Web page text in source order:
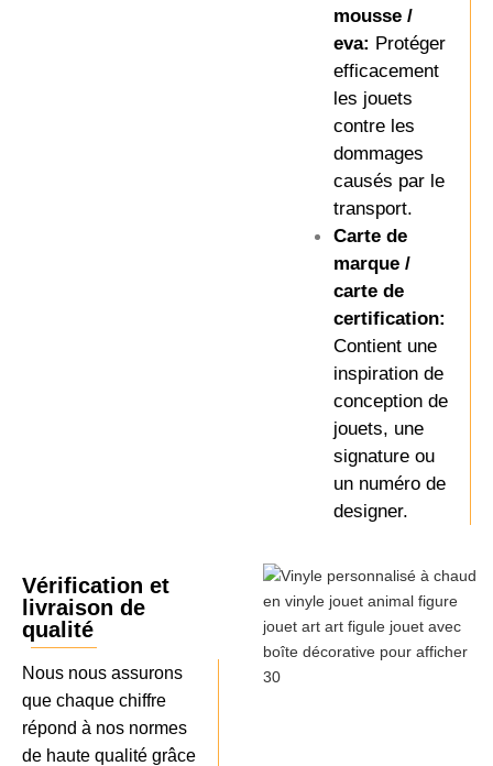
mousse /
eva: Protéger
efficacement
les jouets
contre les
dommages
causés par le
transport.
Carte de
marque /
carte de
certification:
Contient une
inspiration de
conception de
jouets, une
signature ou
un numéro de
designer.
Vérification et
livraison de
qualité
Nous nous assurons
que chaque chiffre
répond à nos normes
de haute qualité grâce